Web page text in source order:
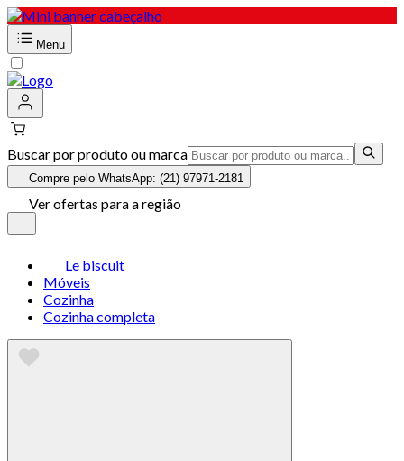
Menu
Buscar por produto ou marca
Compre pelo WhatsApp: (21) 97971-2181
Ver ofertas para a região
Le biscuit
Móveis
Cozinha
Cozinha completa